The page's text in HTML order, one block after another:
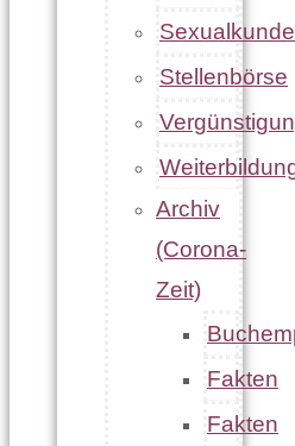
Sexualkunde
Stellenbörse
Archiv
(Corona-
Zeit)
Fakten
Fakten